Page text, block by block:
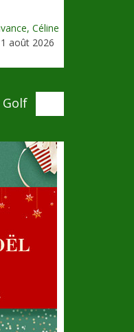
Céline
1 août 2026
Golf